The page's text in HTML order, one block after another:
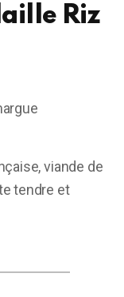
Riz
viande de
tendre et